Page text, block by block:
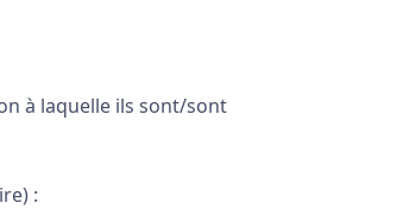
à laquelle ils sont/sont
: